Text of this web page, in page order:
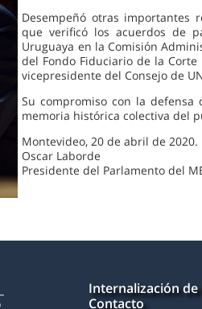
Desempeñó otras importantes
que verificó los acuerdos de
Uruguaya en la Comisión
del Fondo Fiduciario de la Corte
vicepresidente del Consejo de
Su compromiso con la
memoria histórica colectiva del
Montevideo, 20 de abril de 2020.
Oscar Laborde
Presidente del Parlamento del
Internalización
Contacto